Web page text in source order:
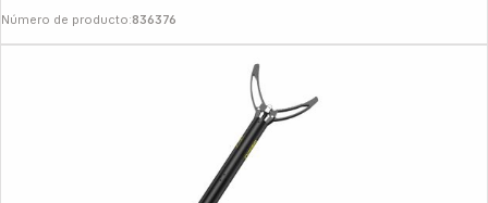
Número de producto:836376